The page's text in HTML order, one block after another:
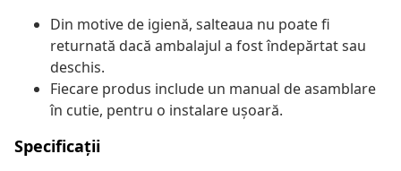
Din motive de igienă, salteaua nu poate fi
returnată dacă ambalajul a fost îndepărtat sau
deschis.
Fiecare produs include un manual de asamblare
în cutie, pentru o instalare ușoară.
Specificații